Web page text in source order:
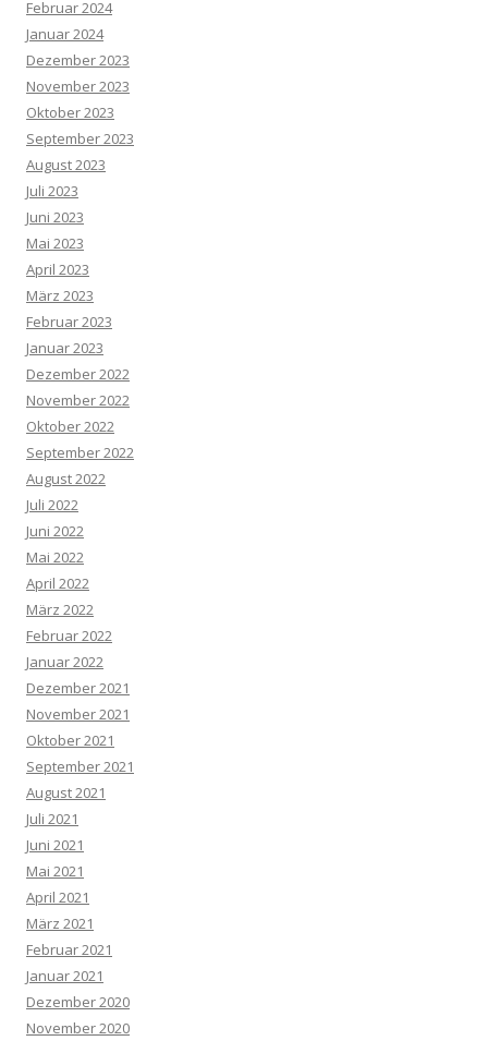
Februar 2024
Januar 2024
Dezember 2023
November 2023
Oktober 2023
September 2023
August 2023
Juli 2023
Juni 2023
Mai 2023
April 2023
März 2023
Februar 2023
Januar 2023
Dezember 2022
November 2022
Oktober 2022
September 2022
August 2022
Juli 2022
Juni 2022
Mai 2022
April 2022
März 2022
Februar 2022
Januar 2022
Dezember 2021
November 2021
Oktober 2021
September 2021
August 2021
Juli 2021
Juni 2021
Mai 2021
April 2021
März 2021
Februar 2021
Januar 2021
Dezember 2020
November 2020